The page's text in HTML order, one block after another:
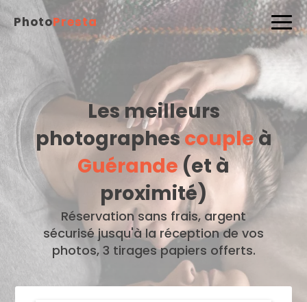
PhotoPresta
Les meilleurs
photographescoupleà
Guérande(et à
proximité)
Réservation sans frais, argent
sécurisé jusqu'à la réception de vos
photos, 3 tirages papiers offerts.